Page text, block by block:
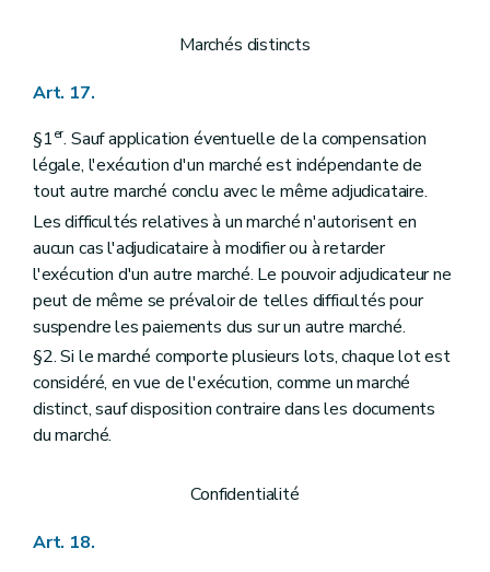
Marchés distincts
Art. 17.
§1er. Sauf application éventuelle de la compensation
légale, l'exécution d'un marché est indépendante de
tout autre marché conclu avec le même adjudicataire.
Les difficultés relatives à un marché n'autorisent en
aucun cas l'adjudicataire à modifier ou à retarder
l'exécution d'un autre marché. Le pouvoir adjudicateur ne
peut de même se prévaloir de telles difficultés pour
suspendre les paiements dus sur un autre marché.
§2. Si le marché comporte plusieurs lots, chaque lot est
considéré, en vue de l'exécution, comme un marché
distinct, sauf disposition contraire dans les documents
du marché.
Confidentialité
Art. 18.